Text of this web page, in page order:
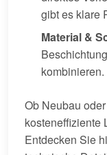
gibt es klare
Material &
kombinieren.
Ob Neubau
kosteneffiziente
Entdecken Sie